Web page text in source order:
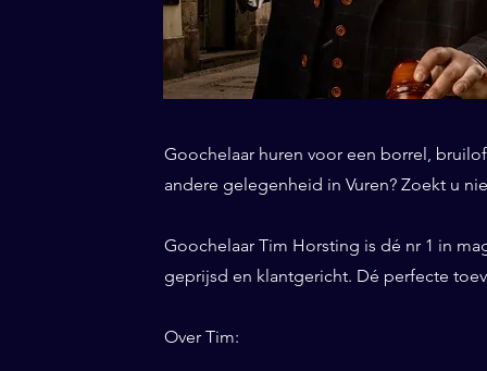
Goochelaar huren voor een borrel,
andere gelegenheid in Vuren? Zoekt u
Goochelaar Tim Horsting is dé nr 1 in
geprijsd en klantgericht. Dé perfecte
Over Tim: